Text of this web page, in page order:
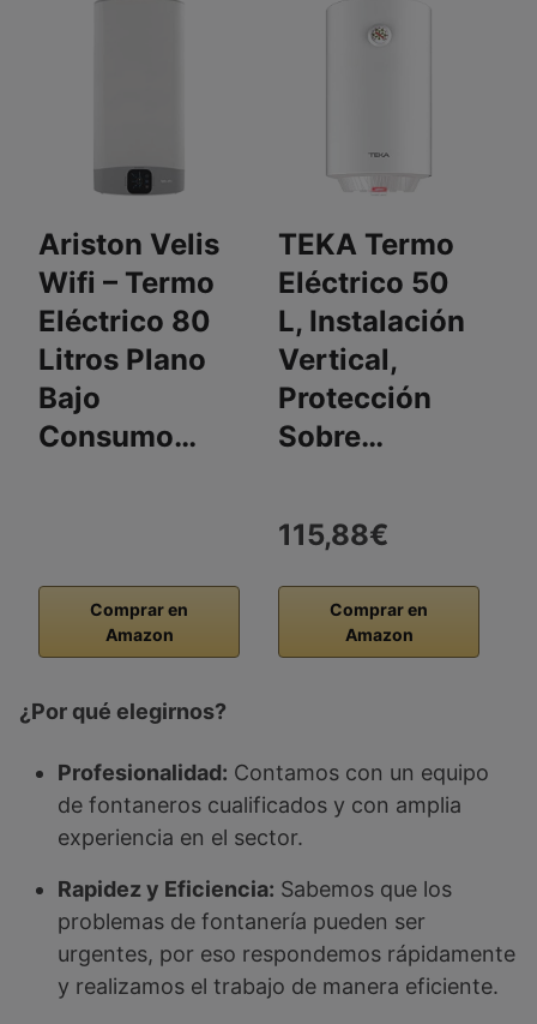
Ariston Velis
Wifi – Termo
Eléctrico 80
Litros Plano
Bajo
Consumo…
Comprar en
Amazon
TEKA Termo
Eléctrico 50
L, Instalación
Vertical,
Protección
Sobre…
115,88€
Comprar en
Amazon
¿Por qué elegirnos?
Profesionalidad: Contamos con un equipo
de fontaneros cualificados y con amplia
experiencia en el sector.
Rapidez y Eficiencia: Sabemos que los
problemas de fontanería pueden ser
urgentes, por eso respondemos rápidamente
y realizamos el trabajo de manera eficiente.